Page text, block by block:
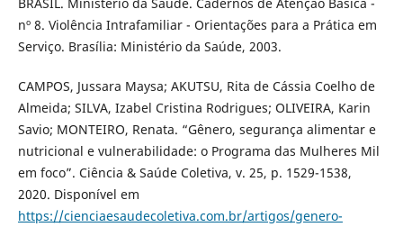
nº 8. Violência Intrafamiliar - Orientações para a Prática em
Serviço. Brasília: Ministério da Saúde, 2003.
CAMPOS, Jussara Maysa; AKUTSU, Rita de Cássia Coelho de
Almeida; SILVA, Izabel Cristina Rodrigues; OLIVEIRA, Karin
Savio; MONTEIRO, Renata. “Gênero, segurança alimentar e
nutricional e vulnerabilidade: o Programa das Mulheres Mil
em foco”. Ciência & Saúde Coletiva, v. 25, p. 1529-1538,
2020. Disponível em
https://cienciaesaudecoletiva.com.br/artigos/genero-